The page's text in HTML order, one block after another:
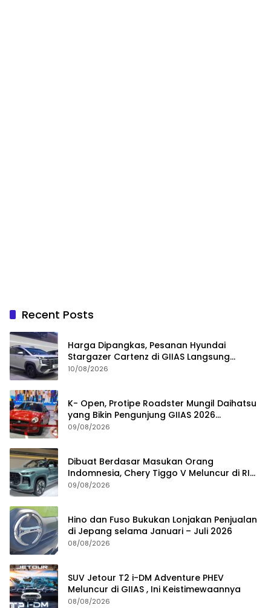
Recent Posts
Harga Dipangkas, Pesanan Hyundai
Stargazer Cartenz di GIIAS Langsung
Ngegas
10/08/2026
K- Open, Protipe Roadster Mungil Daihatsu
yang Bikin Pengunjung GIIAS 2026
Penasaran
09/08/2026
Dibuat Berdasar Masukan Orang
Indomnesia, Chery Tiggo V Meluncur di RI
Kuartal IV Tahun Ini
09/08/2026
Hino dan Fuso Bukukan Lonjakan Penjualan
di Jepang selama Januari – Juli 2026
08/08/2026
SUV Jetour T2 i-DM Adventure PHEV
Meluncur di GIIAS , Ini Keistimewaannya
08/08/2026